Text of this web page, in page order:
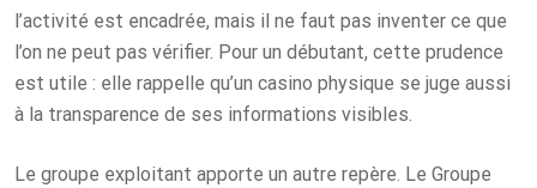
l’activité est encadrée, mais il ne faut pas inventer ce que
l’on ne peut pas vérifier. Pour un débutant, cette prudence
est utile : elle rappelle qu’un casino physique se juge aussi
à la transparence de ses informations visibles.
Le groupe exploitant apporte un autre repère. Le Groupe